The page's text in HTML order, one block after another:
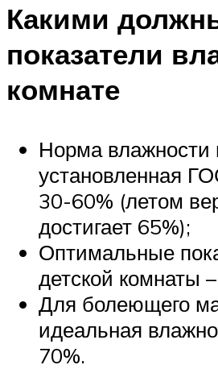
Какими
показатели
комнате
Норма влажности
установленная
30-60% (летом
достигает 65%);
Оптимальные
детской комнаты
Для болеющего
идеальная
70%.